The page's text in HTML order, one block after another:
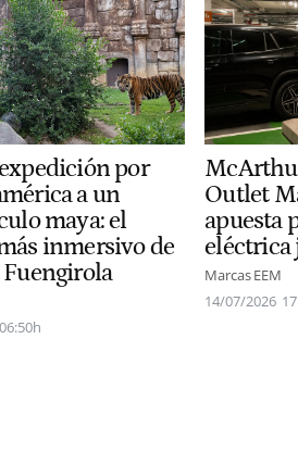
por
a un
maya: el
inmersivo de
06:50h
Outlet
apuesta
eléctrica
Marcas EEM
14/07/2026